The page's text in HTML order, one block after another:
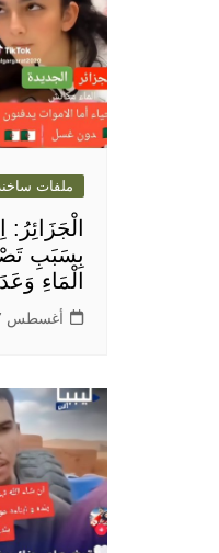
ملفات
بِسَبَبِ
الْمَاءِ
أغسطس 7, 2026